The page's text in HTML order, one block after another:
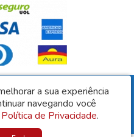
CNPJ: 35.966.856/0001-09
Bahia - CEP: 45310-000
© 2026
a sua experiência
navegando você
Política de Privacidade.